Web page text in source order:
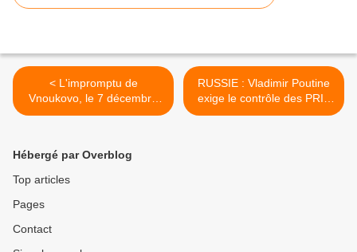
< L'impromptu de
Vnoukovo, le 7 décembre
2014. Par Jacques Sapir
RUSSIE : Vladimir Poutine
exige le contrôle des PRIX
des ALIMENTS et des
Hébergé par Overblog
Top articles
Pages
Contact